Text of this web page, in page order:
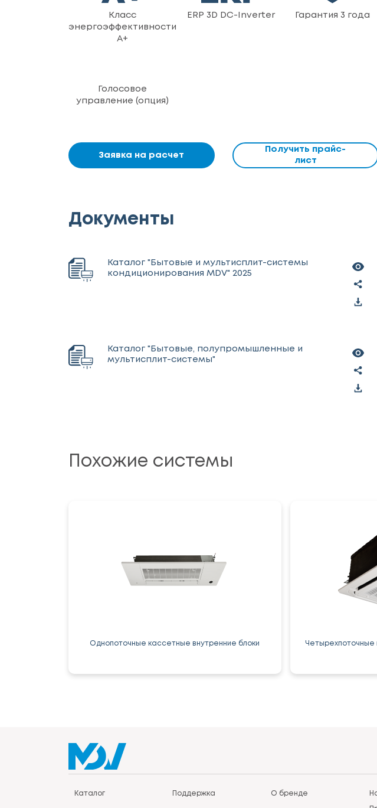
Класс
энергоэффективности
A+
ERP 3D DC-Inverter Гарантия 3 года
Голосовое
управление (опция)
Заявка на расчет
Получить прайс-
лист
Документы
Каталог "Бытовые и мультисплит-системы
кондиционирования MDV" 2025
Каталог "Бытовые, полупромышленные и
мультисплит-системы"
Похожие системы
Однопоточные кассетные внутренние блоки Четырехпоточные
Каталог Поддержка О бренде